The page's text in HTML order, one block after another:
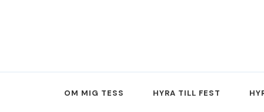
OM MIG TESS HYRA TILL FEST